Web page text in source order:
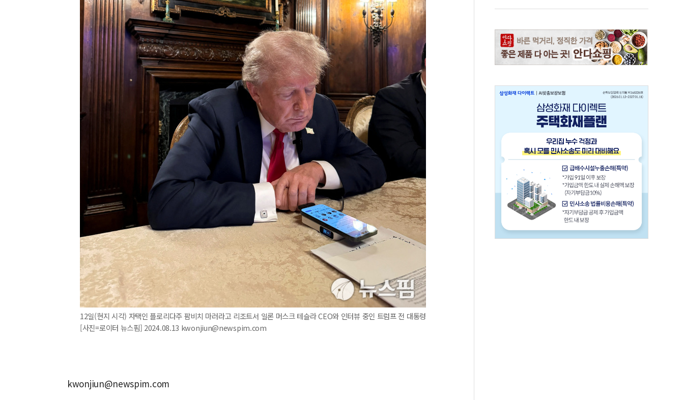
12일(현지 시각) 자택인 플로리다주 팜비치 마러라고 리조트서 일론 머스크 테슬라 CEO와 인터뷰 중인 트럼프 전 대통령
[사진=로이터 뉴스핌] 2024.08.13 kwonjiun@newspim.com
kwonjiun@newspim.com